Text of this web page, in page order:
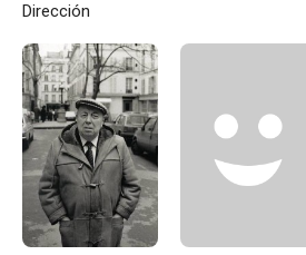
Dirección